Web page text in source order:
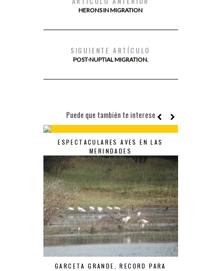
HERONS IN MIGRATION
SIGUIENTE ARTÍCULO
POST-NUPTIAL MIGRATION.
Puede que también te interese
ESPECTACULARES AVES EN LAS
MERINDADES
GARCETA GRANDE, RECORD PARA